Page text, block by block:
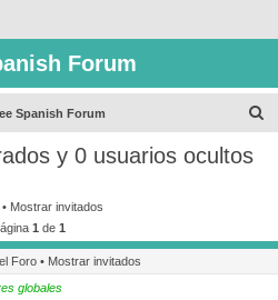
Forum
Spanish Forum
r
y 0 usuarios ocultos
Mostrar invitados
1 de 1
Foro • Mostrar invitados
globales